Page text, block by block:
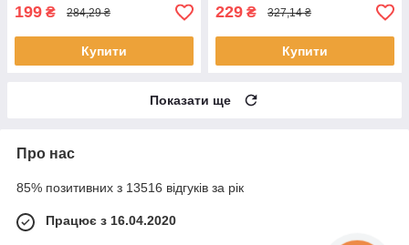
199 ₴ 284,29 ₴
Купити
229 ₴ 327,14 ₴
Купити
Показати ще
Про нас
85% позитивних з 13516 відгуків за рік
Працює з 16.04.2020